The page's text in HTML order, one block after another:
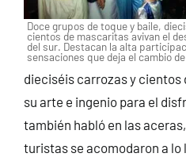
Doce grupos de toque y baile,
cientos de mascaritas avivan el
del sur. Destacan la alta
sensaciones que deja el cambio
dieciséis carrozas y
su arte e ingenio para el
también habló en las
turistas se acomodaron a